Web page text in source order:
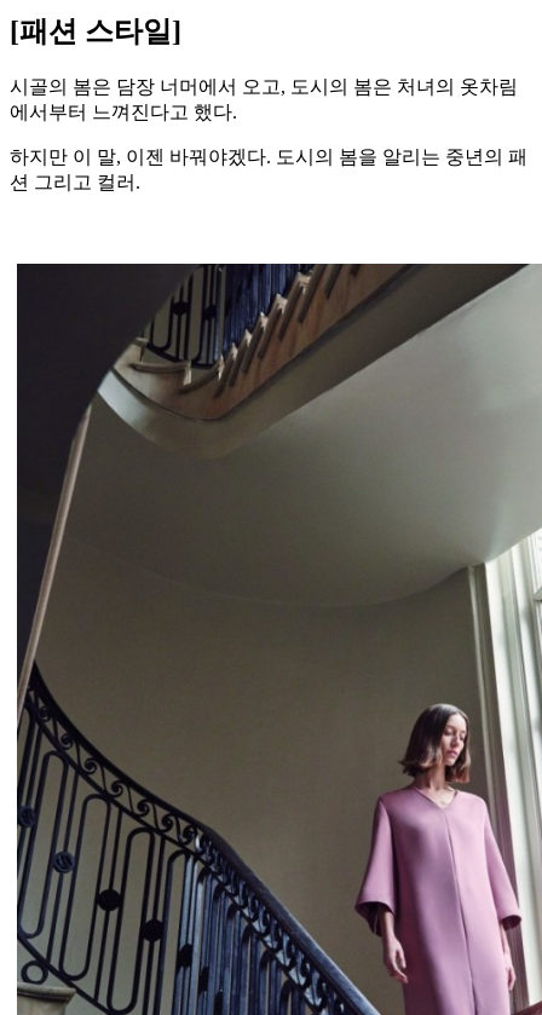
[패션 스타일]
시골의 봄은 담장 너머에서 오고, 도시의 봄은 처녀의 옷차림
에서부터 느껴진다고 했다.
하지만 이 말, 이젠 바꿔야겠다. 도시의 봄을 알리는 중년의 패
션 그리고 컬러.